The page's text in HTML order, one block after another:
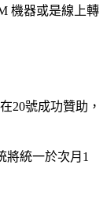
機器或是線上轉
20號成功贊助，
將統一於次月1